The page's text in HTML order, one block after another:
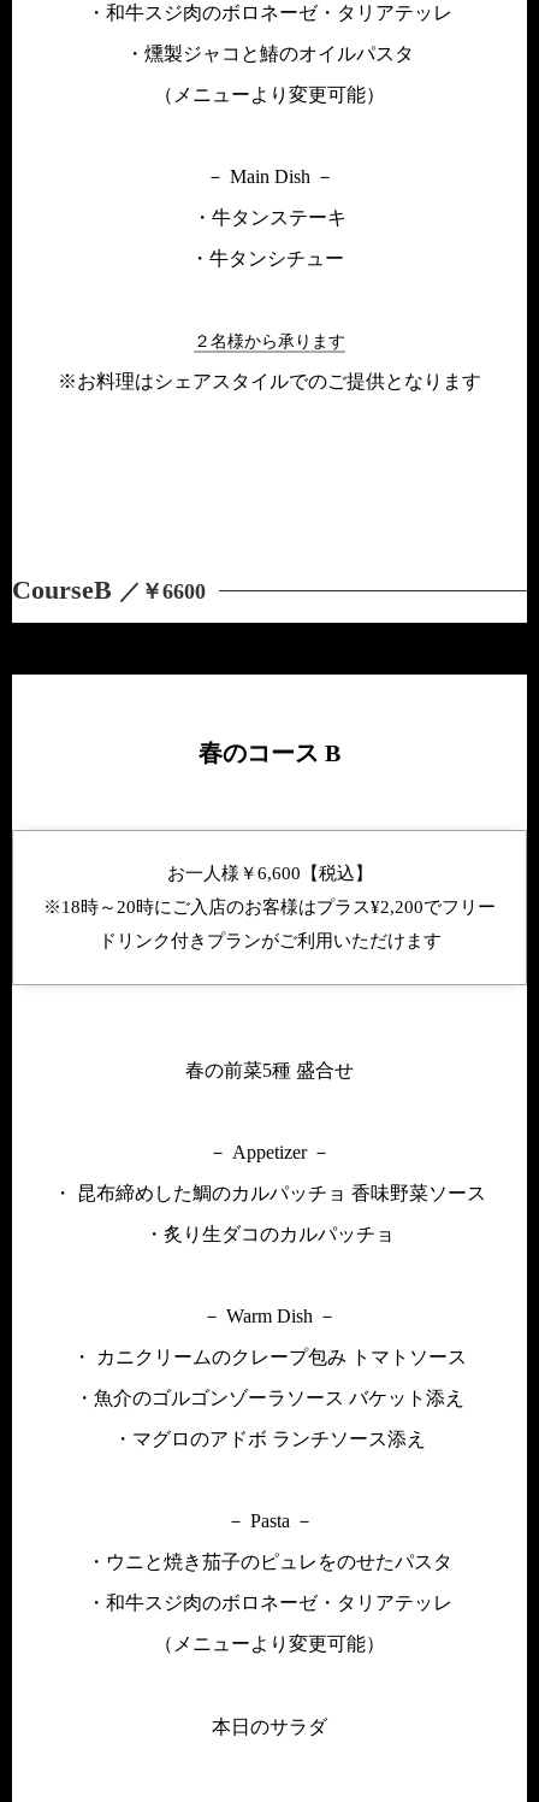
・和牛スジ肉のボロネーゼ・タリアテッレ
・燻製ジャコと鰆のオイルパスタ
（メニューより変更可能）
－ Main Dish －
・牛タンステーキ
・牛タンシチュー
２名様から承ります
※お料理はシェアスタイルでのご提供となります
CourseB ／￥6600
春のコース B
お一人様￥6,600【税込】
※18時～20時にご入店のお客様はプラス¥2,200でフリー
ドリンク付きプランがご利用いただけます
春の前菜5種 盛合せ
－ Appetizer －
・ 昆布締めした鯛のカルパッチョ 香味野菜ソース
・炙り生ダコのカルパッチョ
－ Warm Dish －
・ カニクリームのクレープ包み トマトソース
・魚介のゴルゴンゾーラソース バケット添え
・マグロのアドボ ランチソース添え
－ Pasta －
・ウニと焼き茄子のピュレをのせたパスタ
・和牛スジ肉のボロネーゼ・タリアテッレ
（メニューより変更可能）
本日のサラダ